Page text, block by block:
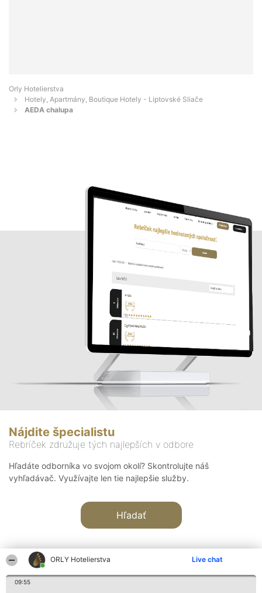
ORLY Hotelierstva Live chat
09:55
Orly Hotelierstva
Hotely, Apartmány, Boutique Hotely - Liptovské Sliače
AEDA chalupa
Nájdite špecialistu
Rebríček združuje tých najlepších v odbore
Hľadáte odborníka vo svojom okolí? Skontrolujte náš
vyhľadávač. Využívajte len tie najlepšie služby.
Hľadať